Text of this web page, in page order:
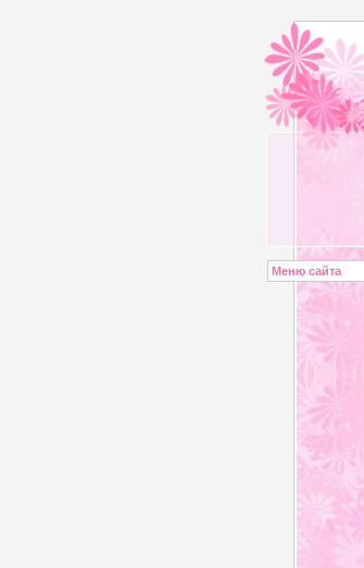
Меню сайта